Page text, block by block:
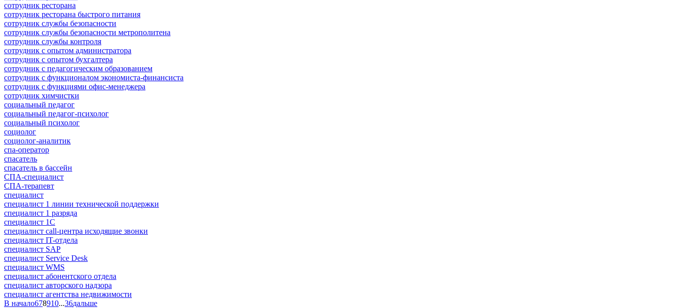
сотрудник ресторана
сотрудник ресторана быстрого питания
сотрудник службы безопасности
сотрудник службы безопасности метрополитена
сотрудник службы контроля
сотрудник с опытом администратора
сотрудник с опытом бухгалтера
сотрудник с педагогическим образованием
сотрудник с функционалом экономиста-финансиста
сотрудник с функциями офис-менеджера
сотрудник химчистки
социальный педагог
социальный педагог-психолог
социальный психолог
социолог
социолог-аналитик
спа-оператор
спасатель
спасатель в бассейн
СПА-специалист
СПА-терапевт
специалист
специалист 1 линии технической поддержки
специалист 1 разряда
специалист 1С
специалист call-центра исходящие звонки
специалист IT-отдела
специалист SAP
специалист Service Desk
специалист WMS
специалист абонентского отдела
специалист авторского надзора
специалист агентства недвижимости
В начало678910...36дальше